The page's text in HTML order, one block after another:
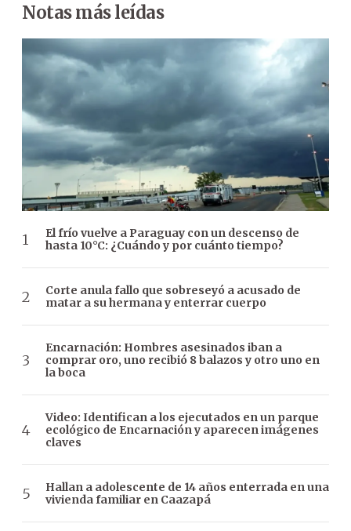
Notas más leídas
El frío vuelve a Paraguay con un descenso de
hasta 10°C: ¿Cuándo y por cuánto tiempo?
Corte anula fallo que sobreseyó a acusado de
matar a su hermana y enterrar cuerpo
Encarnación: Hombres asesinados iban a
comprar oro, uno recibió 8 balazos y otro uno en
la boca
Video: Identifican a los ejecutados en un parque
ecológico de Encarnación y aparecen imágenes
claves
Hallan a adolescente de 14 años enterrada en una
vivienda familiar en Caazapá